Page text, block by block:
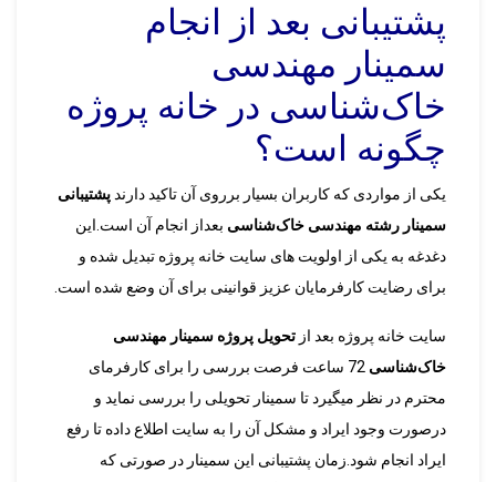
پشتیبانی بعد از انجام
سمینار مهندسی
خاک‌شناسی در خانه پروژه
چگونه است؟
یکی از مواردی که کاربران بسیار برروی آن تاکید دارندپشتیبانی
سمینار رشته مهندسی خاک‌شناسی بعداز انجام آن است.این
دغدغه به یکی از اولویت های سایت خانه پروژه تبدیل شده و
برای رضایت کارفرمایان عزیز قوانینی برای آن وضع شده است.
سایت خانه پروژه بعد از تحویل پروژه سمینار مهندسی
خاک‌شناسی
72 ساعت فرصت بررسی را برای کارفرمای
محترم در نظر میگیرد تا سمینار تحویلی را بررسی نماید و
درصورت وجود ایراد و مشکل آن را به سایت اطلاع داده تا رفع
ایراد انجام شود.زمان پشتیبانی این سمینار در صورتی که